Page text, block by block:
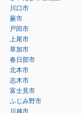
川口市
蕨市
戸田市
上尾市
草加市
春日部市
北本市
志木市
富士見市
ふじみ野市
川越市